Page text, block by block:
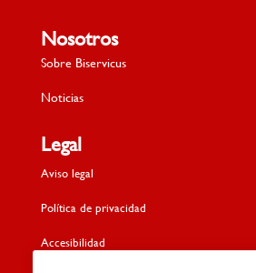
Nosotros
Sobre Biservicus
Noticias
Legal
Aviso legal
Política de privacidad
Accesibilidad